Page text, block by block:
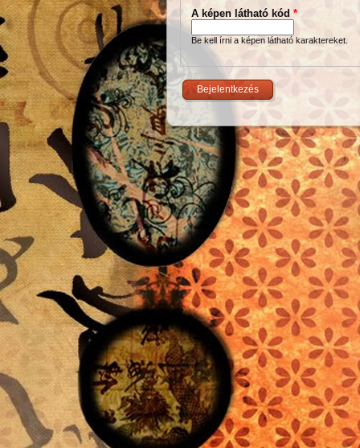
A képen látható kód *
Be kell írni a képen látható karaktereket.